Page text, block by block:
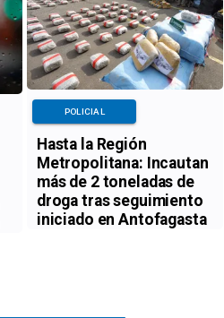
Hasta la Región
Metropolitana: Incautan
más de 2 toneladas de
droga tras seguimiento
iniciado en Antofagasta
POLICIAL